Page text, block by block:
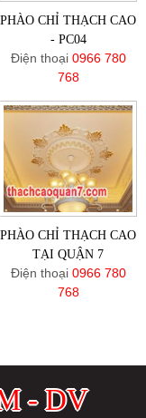
PHÀO CHỈ THẠCH CAO
- PC04
Điện thoại 0966 780
768
PHÀO CHỈ THẠCH CAO
TẠI QUẬN 7
Điện thoại 0966 780
768
- DV